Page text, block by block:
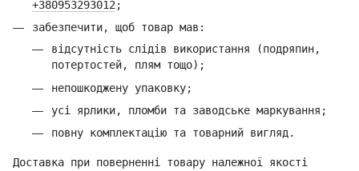
+380953293012 ;
забезпечити, щоб товар мав:
відсутність слідів використання (подряпин,
потертостей, плям тощо);
непошкоджену упаковку;
усі ярлики, пломби та заводське маркування;
повну комплектацію та товарний вигляд.
Доставка при поверненні товару належної якості